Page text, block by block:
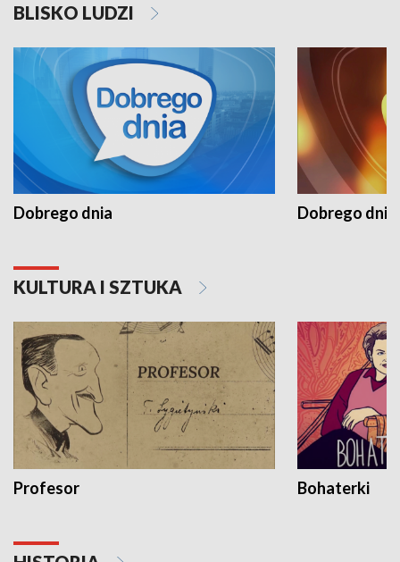
BLISKO LUDZI
Dobrego dnia Dobrego dnia
KULTURA I SZTUKA
Profesor Bohaterki